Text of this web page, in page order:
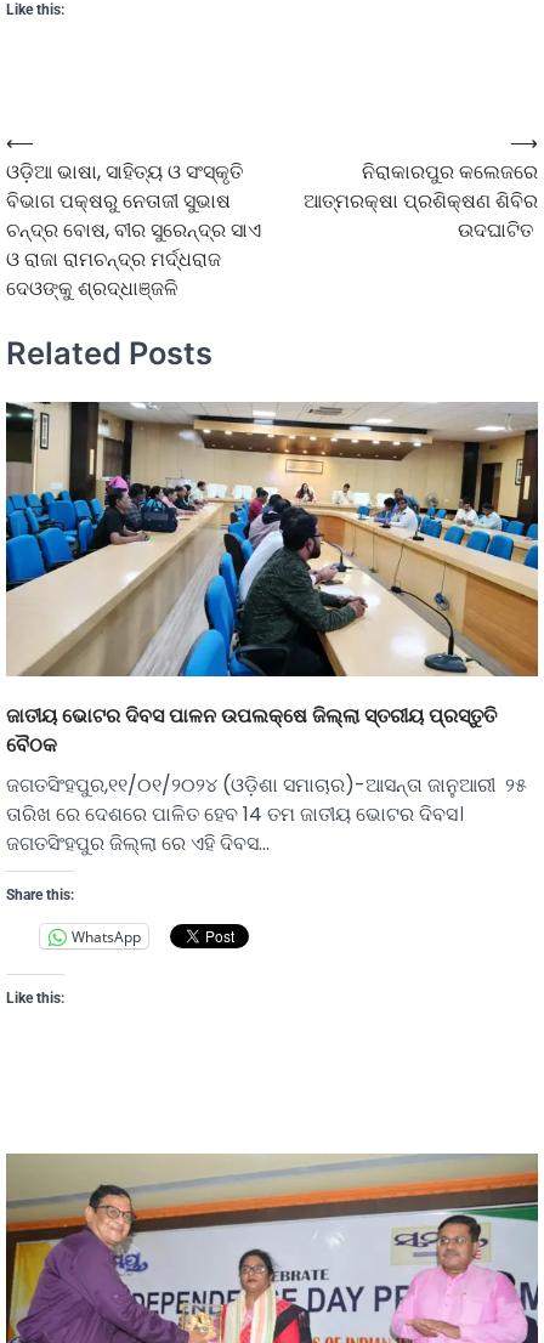
Like this:
⟵
ଓଡ଼ିଆ ଭାଷା, ସାହିତ୍ୟ ଓ ସଂସ୍କୃତି
ବିଭାଗ ପକ୍ଷରୁ ନେତାଜୀ ସୁଭାଷ
ଚନ୍ଦ୍ର ବୋଷ, ବୀର ସୁରେନ୍ଦ୍ର ସାଏ
ଓ ରାଜା ରାମଚନ୍ଦ୍ର ମର୍ଦ୍ଧରାଜ
ଦେଓଙ୍କୁ ଶ୍ରଦ୍ଧାଞ୍ଜଳି
ନିରାକାରପୁର କଲେଜରେ
ଆତ୍ମରକ୍ଷା ପ୍ରଶିକ୍ଷଣ ଶିବିର
ଉଦଘାଟିତ
⟶
Related Posts
ଜାତୀୟ ଭୋଟର ଦିବସ ପାଳନ ଉପଲକ୍ଷେ ଜିଲ୍ଲା ସ୍ତରୀୟ ପ୍ରସ୍ତୁତି
ବୈଠକ
ଜଗତସିଂହପୁର,୧୧/୦୧/୨୦୨୪ (ଓଡ଼ିଶା ସମାଚାର)-ଆସନ୍ତା ଜାନୁଆରୀ ୨୫
ତାରିଖ ରେ ଦେଶରେ ପାଳିତ ହେବ 14 ତମ ଜାତୀୟ ଭୋଟର ଦିବସ।
ଜଗତସିଂହପୁର ଜିଲ୍ଲା ରେ ଏହି ଦିବସ…
Share this:
WhatsApp
Like this: